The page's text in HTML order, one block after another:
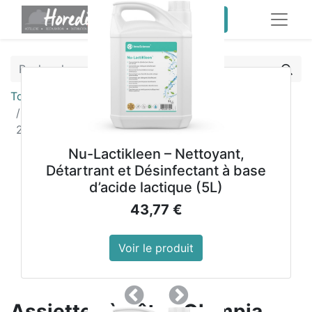
service client pro
Tous les produits
Assiettes à pâtes Olympia Kiln couleur sable
250mm (lot de 4)
Nu-Lactikleen – Nettoyant,
Détartrant et Désinfectant à base
d’acide lactique (5L)
43,77 €
Voir le produit
PrécedentSuivant